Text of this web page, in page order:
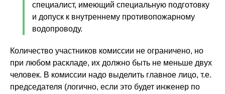
специалист, имеющий специальную подготовку
и допуск к внутреннему противопожарному
водопроводу.
Количество участников комиссии не ограничено, но
при любом раскладе, их должно быть не меньше двух
человек. В комиссии надо выделить главное лицо, т.е.
председателя (логично, если это будет инженер по